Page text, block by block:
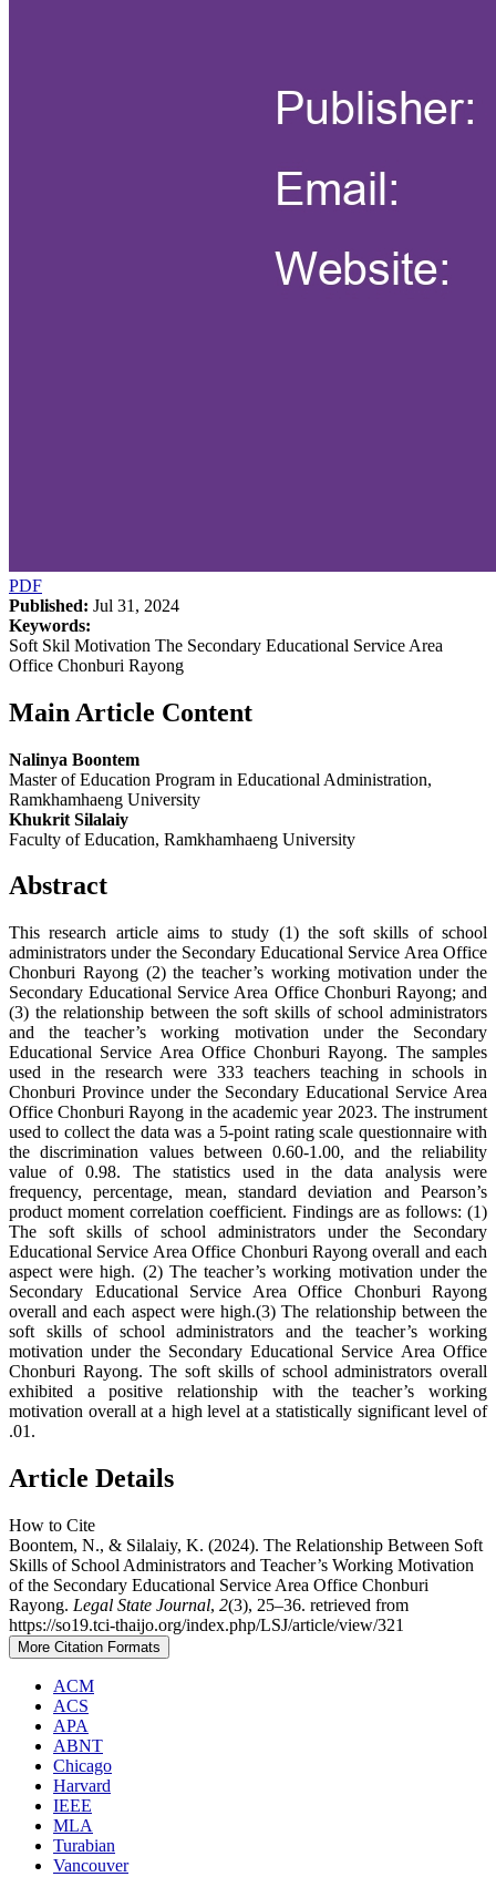
PDF
Published: Jul 31, 2024
Keywords:
Soft Skil Motivation The Secondary Educational Service Area
Office Chonburi Rayong
Main Article Content
Nalinya Boontem
Master of Education Program in Educational Administration,
Ramkhamhaeng University
Khukrit Silalaiy
Faculty of Education, Ramkhamhaeng University
Abstract
This research article aims to study (1) the soft skills of school
administrators under the Secondary Educational Service Area Office
Chonburi Rayong (2) the teacher’s working motivation under the
Secondary Educational Service Area Office Chonburi Rayong; and
(3) the relationship between the soft skills of school administrators
and the teacher’s working motivation under the Secondary
Educational Service Area Office Chonburi Rayong. The samples
used in the research were 333 teachers teaching in schools in
Chonburi Province under the Secondary Educational Service Area
Office Chonburi Rayong in the academic year 2023. The instrument
used to collect the data was a 5-point rating scale questionnaire with
the discrimination values between 0.60-1.00, and the reliability
value of 0.98. The statistics used in the data analysis were
frequency, percentage, mean, standard deviation and Pearson’s
product moment correlation coefficient. Findings are as follows: (1)
The soft skills of school administrators under the Secondary
Educational Service Area Office Chonburi Rayong overall and each
aspect were high. (2) The teacher’s working motivation under the
Secondary Educational Service Area Office Chonburi Rayong
overall and each aspect were high.(3) The relationship between the
soft skills of school administrators and the teacher’s working
motivation under the Secondary Educational Service Area Office
Chonburi Rayong. The soft skills of school administrators overall
exhibited a positive relationship with the teacher’s working
motivation overall at a high level at a statistically significant level of
.01.
Article Details
How to Cite
Boontem, N., & Silalaiy, K. (2024). The Relationship Between Soft
Skills of School Administrators and Teacher’s Working Motivation
of the Secondary Educational Service Area Office Chonburi
Rayong. Legal State Journal, 2(3), 25–36. retrieved from
https://so19.tci-thaijo.org/index.php/LSJ/article/view/321
More Citation Formats
ACM
ACS
APA
ABNT
Chicago
Harvard
IEEE
MLA
Turabian
Vancouver